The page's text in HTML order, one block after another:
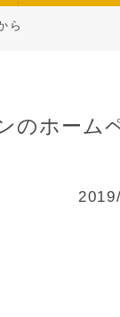
ら
のホーム